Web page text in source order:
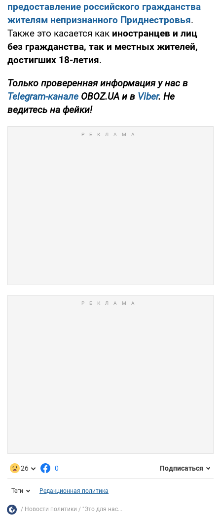
предоставление российского гражданства
жителям непризнанного Приднестровья.
Также это касается как иностранцев и лиц
без гражданства, так и местных жителей,
достигших 18-летия.
Только проверенная информация у нас в
Telegram-канале OBOZ.UA и в Viber. Не
ведитесь на фейки!
26 0 Подписаться
Теги Редакционная политика
Новости политики "Это для нас...